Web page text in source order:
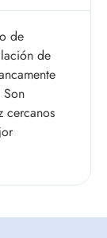
de
de
Son
cercanos